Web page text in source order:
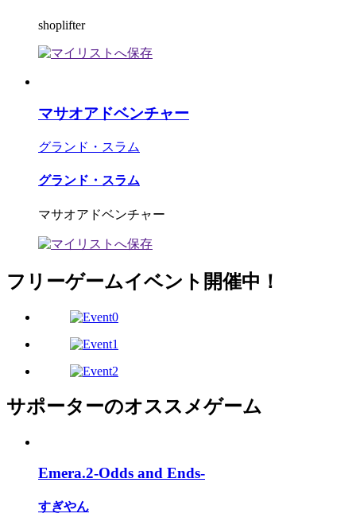
shoplifter
マサオアドベンチャー
グランド・スラム
グランド・スラム
マサオアドベンチャー
フリーゲームイベント開催中！
サポーターのオススメゲーム
Emera.2-Odds and Ends-
すぎやん